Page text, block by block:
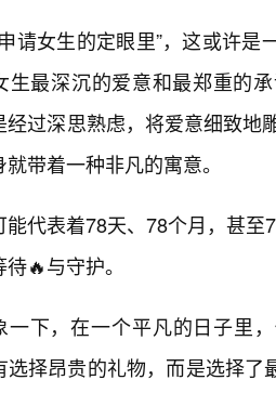
请女生的定眼里”，这或许
生最深沉的爱意和最郑重的
经过深思熟虑，将爱意细致地
带着一种非凡的寓意。
能代表着78天、78个月，甚
🔥与守护。
一下，在一个平凡的日子里
选择昂贵的礼物，而是选择